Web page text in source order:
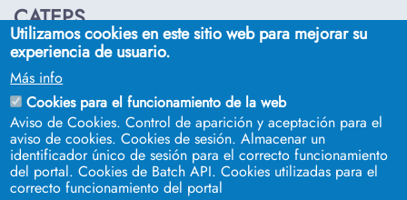
CATEPS
C/ Euclides, s/n. Sevilla 41092. Tel.: 955 42 03 53
secdireps@us.es
Utilizamos cookies en este sitio web para mejorar su
experiencia de usuario.
Más info
Cookies para el funcionamiento de la web
Aviso de Cookies. Control de aparición y aceptación para el
aviso de cookies. Cookies de sesión. Almacenar un
identificador único de sesión para el correcto funcionamiento
del portal. Cookies de Batch API. Cookies utilizadas para el
correcto funcionamiento del portal